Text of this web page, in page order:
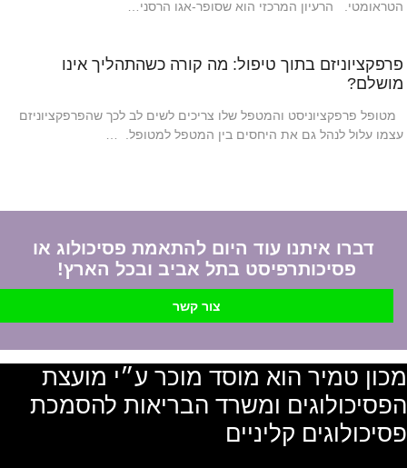
הטראומטי. הרעיון המרכזי הוא שסופר-אגו הרסני…
פרפקציוניזם בתוך טיפול: מה קורה כשהתהליך אינו
מושלם?
מטופל פרפקציוניסט והמטפל שלו צריכים לשים לב לכך שהפרפקציוניזם
עצמו עלול לנהל גם את היחסים בין המטפל למטופל. …
דברו איתנו עוד היום להתאמת פסיכולוג או
פסיכותרפיסט בתל אביב ובכל הארץ!
צור קשר
מכון טמיר הוא מוסד מוכר ע״י מועצת
הפסיכולוגים ומשרד הבריאות להסמכת
פסיכולוגים קליניים